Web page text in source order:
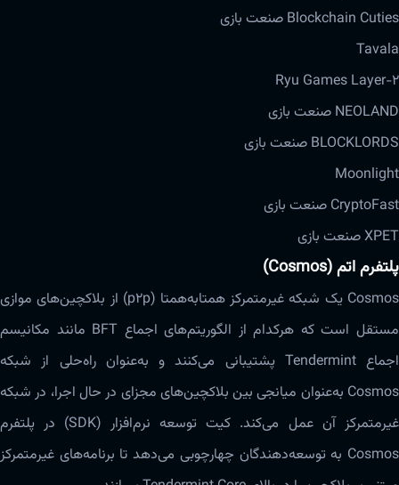
Blockchain Cuties صنعت بازی
Tavala
Ryu Games Layer-2
NEOLAND صنعت بازی
BLOCKLORDS صنعت بازی
Moonlight
CryptoFast صنعت بازی
XPET صنعت بازی
پلتفرم اتم (Cosmos)
Cosmos یک شبکه غیرمتمرکز همتا‌به‌همتا (p2p) از بلاکچین‌های موازی
مستقل است که هرکدام از الگوریتم‌های اجماع BFT مانند مکانیسم
اجماع Tendermint پشتیبانی می‌کنند و به‌عنوان راه‌حلی از شبکه
Cosmos به‌عنوان میانجی بین بلاکچین‌های مجزای در حال اجرا، در شبکه
غیرمتمرکز آن عمل‌ می‌کند. کیت توسعه نرم‌افزار (SDK) در پلتفرم
Cosmos به توسعه‌دهندگان چهارچوبی‌ می‌دهد تا برنامه‌های غیرمتمرکز